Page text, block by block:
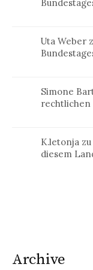
Uta Weber
Simone
rechtlichen
K.letonja
diesem
Archive